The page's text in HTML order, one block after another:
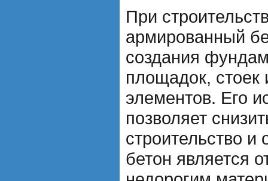
При
армированный
создания
площадок, стоек
элементов. Его
позволяет
строительство и
бетон является